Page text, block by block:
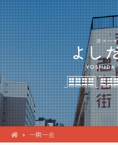
» 一期一会